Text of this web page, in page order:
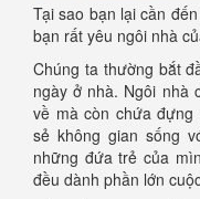
Tại sao bạn lại cần
bạn rất yêu ngôi nhà
Chúng ta thường bắt
ngày ở nhà. Ngôi nhà
về mà còn chứa đựng
sẻ không gian sống
những đứa trẻ của
đều dành phần lớn